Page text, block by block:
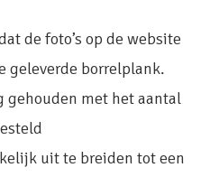
de foto’s op de website
geleverde borrelplank.
gehouden met het aantal
uit te breiden tot een